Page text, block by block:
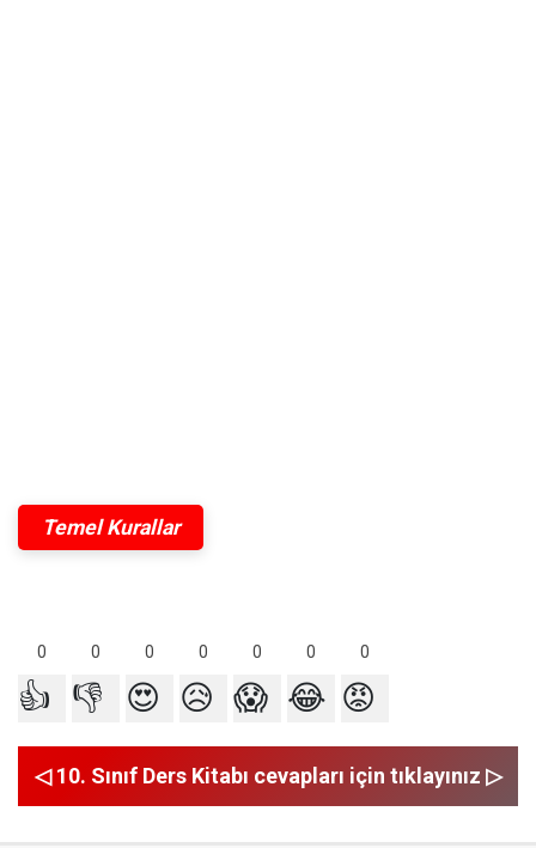
Temel Kurallar
0 0 0 0 0 0 0
👍 👎 😍 😥 😱 😂 😡
◁ 10. Sınıf Ders Kitabı cevapları için tıklayınız ▷